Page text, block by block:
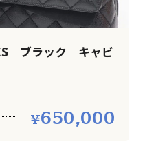
ブラック キャビ
650,000